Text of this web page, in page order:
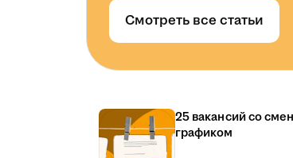
Смотреть все статьи
25 вакансий со
графиком